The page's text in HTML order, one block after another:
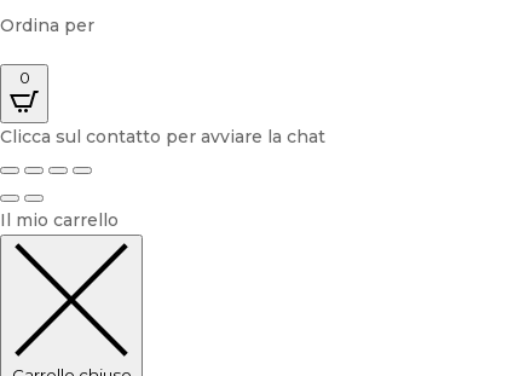
Ordina per
0
Clicca sul contatto per avviare la chat
Il mio carrello